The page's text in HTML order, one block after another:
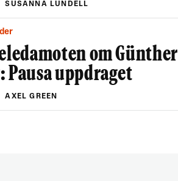
SUSANNA LUNDELL
om Günther
Pausa uppdraget
AXEL GREEN